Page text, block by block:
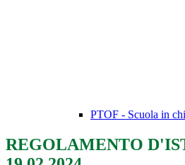
PTOF - Scuola in
REGOLAMENTO